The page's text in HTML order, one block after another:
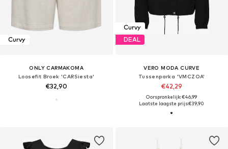
Curvy
ONLY CARMAKOMA
Loosefit Broek 'CARSiesta'
€32,90
Curvy
DEAL
VERO MODA CURVE
Tussenparka 'VMCZOA'
€42,29
Oorspronkelijk: €46,99
Laatste laagste prijs:€39,90